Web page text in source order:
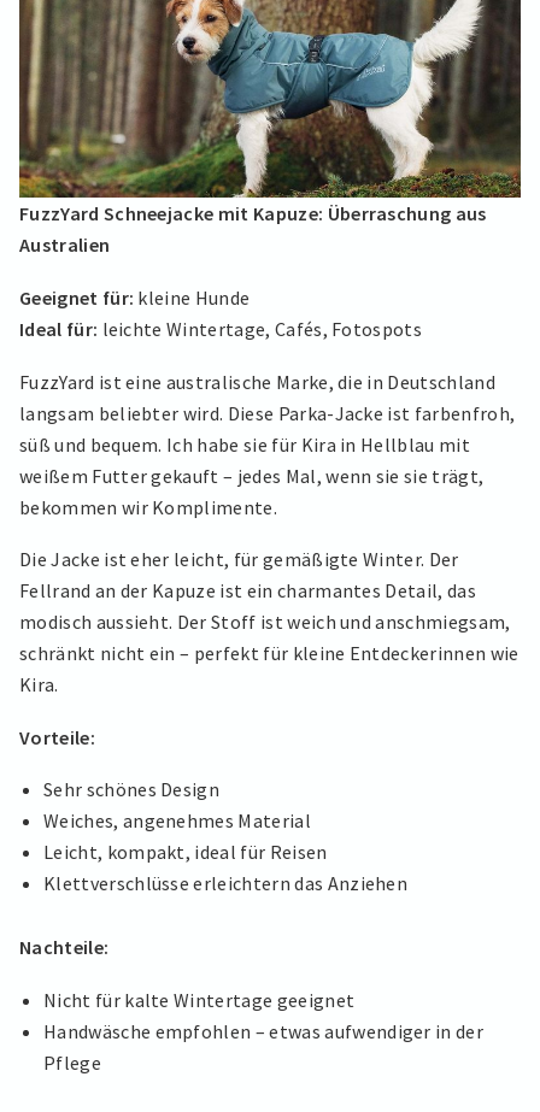
FuzzYard Schneejacke mit Kapuze: Überraschung aus
Australien
Geeignet für: kleine Hunde
Ideal für: leichte Wintertage, Cafés, Fotospots
FuzzYard ist eine australische Marke, die in Deutschland
langsam beliebter wird. Diese Parka-Jacke ist farbenfroh,
süß und bequem. Ich habe sie für Kira in Hellblau mit
weißem Futter gekauft – jedes Mal, wenn sie sie trägt,
bekommen wir Komplimente.
Die Jacke ist eher leicht, für gemäßigte Winter. Der
Fellrand an der Kapuze ist ein charmantes Detail, das
modisch aussieht. Der Stoff ist weich und anschmiegsam,
schränkt nicht ein – perfekt für kleine Entdeckerinnen wie
Kira.
Vorteile:
Sehr schönes Design
Weiches, angenehmes Material
Leicht, kompakt, ideal für Reisen
Klettverschlüsse erleichtern das Anziehen
Nachteile:
Nicht für kalte Wintertage geeignet
Handwäsche empfohlen – etwas aufwendiger in der
Pflege